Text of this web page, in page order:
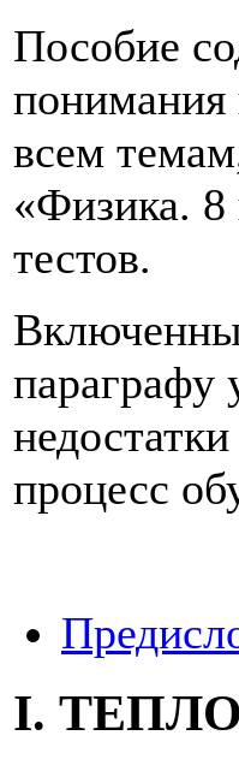
Пособие
понимания
всем
«Физика. 8
тестов.
параграфу
процесс
I.